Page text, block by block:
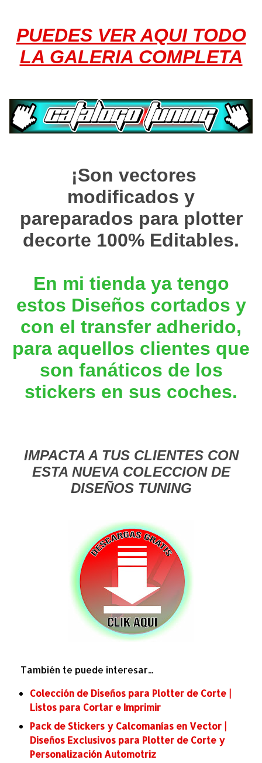
PUEDES VER AQUI TODO
LA GALERIA COMPLETA
¡Son vectores
modificados y
pareparados para plotter
decorte 100% Editables.
En mi tienda ya tengo
estos Diseños cortados y
con el transfer adherido,
para aquellos clientes que
son fanáticos de los
stickers en sus coches.
IMPACTA A TUS CLIENTES CON
ESTA NUEVA COLECCION DE
DISEÑOS TUNING
También te puede interesar...
Colección de Diseños para Plotter de Corte |
Listos para Cortar e Imprimir
Pack de Stickers y Calcomanías en Vector |
Diseños Exclusivos para Plotter de Corte y
Personalización Automotriz